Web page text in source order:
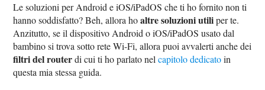
Le soluzioni per Android e iOS/iPadOS che ti ho fornito non ti
hanno soddisfatto? Beh, allora hoaltre soluzioni utiliper te.
Anzitutto, se il dispositivo Android o iOS/iPadOS usato dal
bambino si trova sotto rete Wi-Fi, allora puoi avvalerti anche dei
filtri del routerdi cui ti ho parlato nelcapitolo dedicatoin
questa mia stessa guida.